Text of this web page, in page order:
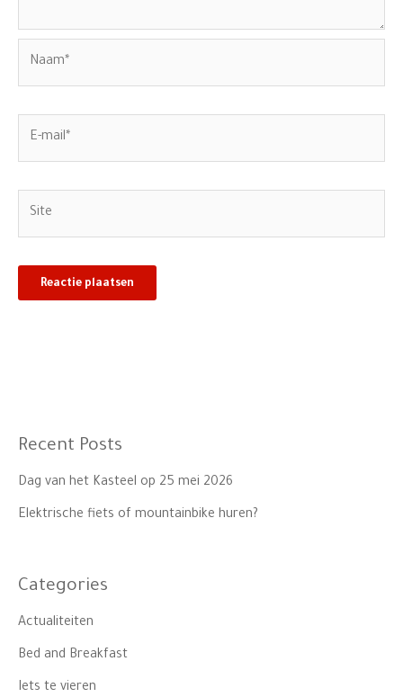
Recent Posts
Dag van het Kasteel op 25 mei 2026
Elektrische fiets of mountainbike huren?
Categories
Actualiteiten
Bed and Breakfast
Iets te vieren